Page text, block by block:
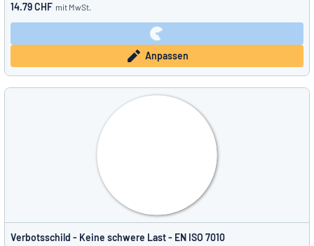
14.79 CHF mit MwSt.
Anpassen
Verbotsschild - Keine schwere Last - EN ISO 7010